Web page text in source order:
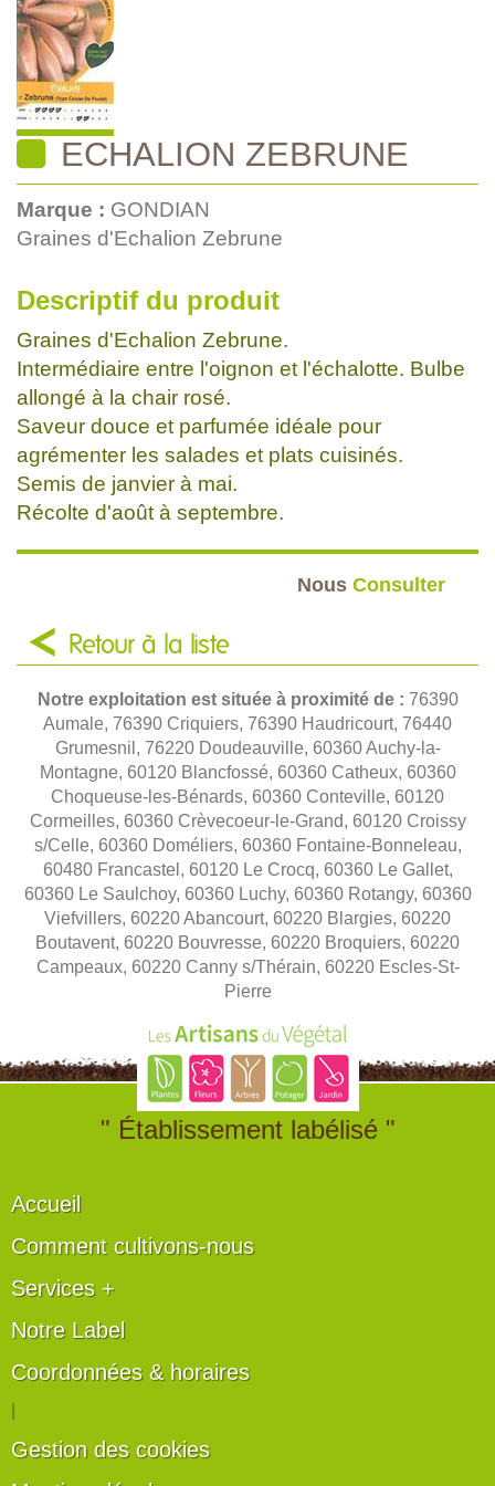
ECHALION ZEBRUNE
Marque : GONDIAN
Graines d'Echalion Zebrune
Descriptif du produit
Graines d'Echalion Zebrune.
Intermédiaire entre l'oignon et l'échalotte. Bulbe
allongé à la chair rosé.
Saveur douce et parfumée idéale pour
agrémenter les salades et plats cuisinés.
Semis de janvier à mai.
Récolte d'août à septembre.
Nous Consulter
Retour à la liste
Notre exploitation est située à proximité de : 76390
Aumale, 76390 Criquiers, 76390 Haudricourt, 76440
Grumesnil, 76220 Doudeauville, 60360 Auchy-la-
Montagne, 60120 Blancfossé, 60360 Catheux, 60360
Choqueuse-les-Bénards, 60360 Conteville, 60120
Cormeilles, 60360 Crèvecoeur-le-Grand, 60120 Croissy
s/Celle, 60360 Doméliers, 60360 Fontaine-Bonneleau,
60480 Francastel, 60120 Le Crocq, 60360 Le Gallet,
60360 Le Saulchoy, 60360 Luchy, 60360 Rotangy, 60360
Viefvillers, 60220 Abancourt, 60220 Blargies, 60220
Boutavent, 60220 Bouvresse, 60220 Broquiers, 60220
Campeaux, 60220 Canny s/Thérain, 60220 Escles-St-
Pierre
" Établissement labélisé "
Accueil
Comment cultivons-nous
Services +
Notre Label
Coordonnées & horaires
Gestion des cookies